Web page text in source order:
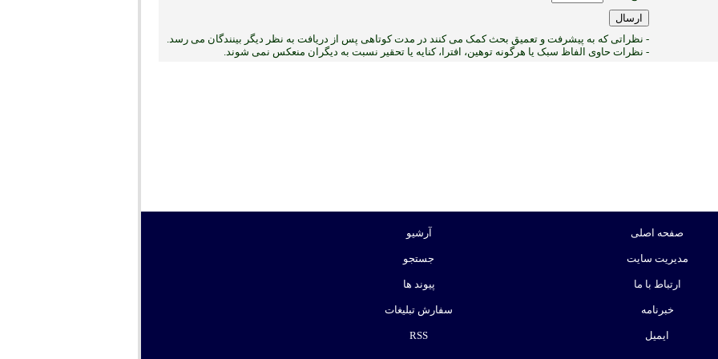
- نظراتی که به پیشرفت و تعمیق بحث کمک می کنند در مدت کوتاهی پس از دریافت به نظر دیگر بینندگان می رسد.
- نظرات حاوی الفاظ سبک یا هرگونه توهین، افترا، کنایه یا تحقیر نسبت به دیگران منعکس نمی ‏شوند.
صفحه اصلی
مدیریت سایت
ارتباط با ما
خبرنامه
ایمیل
آرشیو
جستجو
پیوند ها
سفارش تبلیغات
RSS